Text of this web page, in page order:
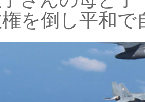
を倒し平和